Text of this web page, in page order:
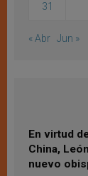
31
« Abr Jun »
En virtud
China,
nuevo